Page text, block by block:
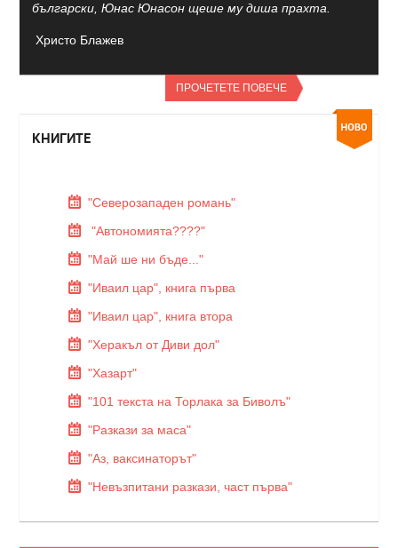
български, Юнас Юнасон щеше му диша прахта.
Христо Блажев
ПРОЧЕТЕТЕ ПОВЕЧЕ
КНИГИТЕ
"Северозападен романь"
"Автономията????"
"Май ше ни бъде..."
"Иваил цар", книга първа
"Иваил цар", книга втора
"Херакъл от Диви дол"
"Хазарт"
"101 текста на Торлака за Биволъ"
"Разкази за маса"
"Аз, ваксинаторът"
"Невъзпитани разкази, част първа"